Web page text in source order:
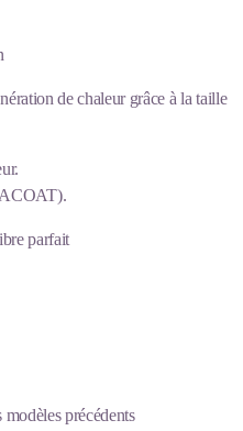
de chaleur grâce à la taille
parfait
précédents